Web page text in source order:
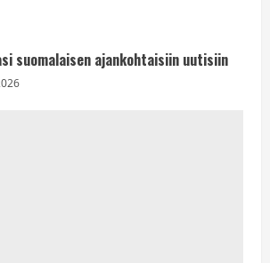
suomalaisen ajankohtaisiin uutisiin